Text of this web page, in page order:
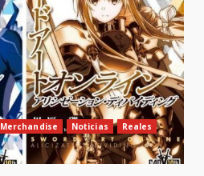
Merchandise Noticias
Reales